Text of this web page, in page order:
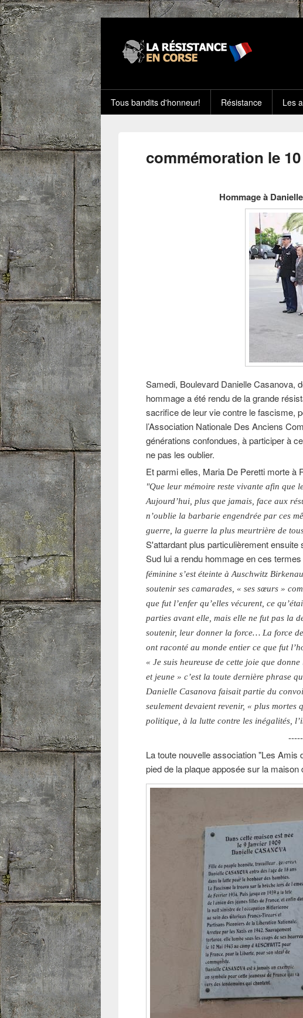
Tous bandits d'honneur! Résistance Les
commémoration le
Hommage à
Samedi, Boulevard Danielle Casanova,
hommage a été rendu de la grande
sacrifice de leur vie contre le fascisme,
l’Association Nationale Des Anciens
générations confondues, à participer à
ne pas les oublier.
Et parmi elles, Maria De Peretti morte à
"Que leur mémoire reste vivante afin que
Aujourd’hui, plus que jamais, face aux
n’oublie la barbarie engendrée par ces
guerre, la guerre la plus meurtrière de
S'attardant plus particulièrement
Sud lui a rendu hommage en ces termes
féminine s’est éteinte à Auschwitz
soutenir ses camarades, « ses sœurs »
que fut l’enfer qu’elles vécurent, ce
parties avant elle, mais elle ne fut pas la
soutenir, leur donner la force… La force
ont raconté au monde entier ce que fut
« Je suis heureuse de cette joie que
et jeune » c’est la toute dernière phrase
Danielle Casanova faisait partie du
seulement devaient revenir, « plus
politique, à la lutte contre les inégalités,
La toute nouvelle association "Les
pied de la plaque apposée sur la maison